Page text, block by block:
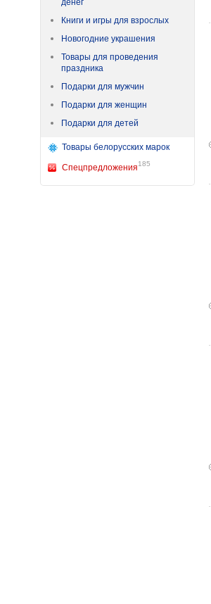
денег
Книги и игры для взрослых
Новогодние украшения
Товары для проведения
праздника
Подарки для мужчин
Подарки для женщин
Подарки для детей
Товары белорусских марок
Спецпредложения185